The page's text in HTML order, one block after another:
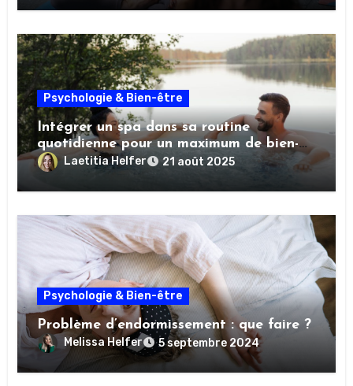
Psychologie & Bien-être
Intégrer un spa dans sa routine
quotidienne pour un maximum de bien-
êtreLaetitia Helfer 21 août 2025
Psychologie & Bien-être
Problème d’endormissement : que faire ?
Melissa Helfer 5 septembre 2024